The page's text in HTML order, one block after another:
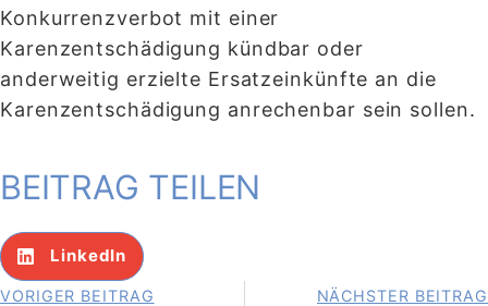
Konkurrenzverbot mit einer
Karenzentschädigung kündbar oder
anderweitig erzielte Ersatzeinkünfte an die
Karenzentschädigung anrechenbar sein sollen.
BEITRAG TEILEN
LinkedIn
VORIGER BEITRAG NÄCHSTER BEITRAG